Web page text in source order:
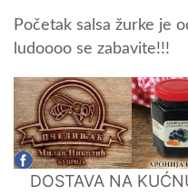
Početak salsa žurke je
ludoooo se zabavite!!!
DOSTAVA NA